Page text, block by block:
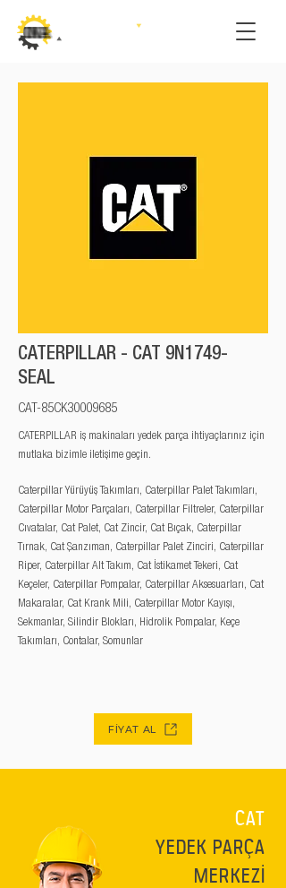
CATERPILLAR - CAT 9N1749-
SEAL
CAT-85CK30009685
CATERPILLAR iş makinaları yedek parça ihtiyaçlarınız için
mutlaka bizimle iletişime geçin.
Caterpillar Yürüyüş Takımları, Caterpillar Palet Takımları,
Caterpillar Motor Parçaları, Caterpillar Filtreler, Caterpillar
Cıvatalar, Cat Palet, Cat Zincir, Cat Bıçak, Caterpillar
Tırnak, Cat Şanzıman, Caterpillar Palet Zinciri, Caterpillar
Riper, Caterpillar Alt Takım, Cat İstikamet Tekeri, Cat
Keçeler, Caterpillar Pompalar, Caterpillar Aksesuarları, Cat
Makaralar, Cat Krank Mili, Caterpillar Motor Kayışı,
Sekmanlar, Silindir Blokları, Hidrolik Pompalar, Keçe
Takımları, Contalar, Somunlar
FİYAT AL
CAT
YEDEK PARÇA
MERKEZİ